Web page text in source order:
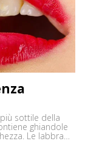
sottile della
ghiandole
Le labbra
possono